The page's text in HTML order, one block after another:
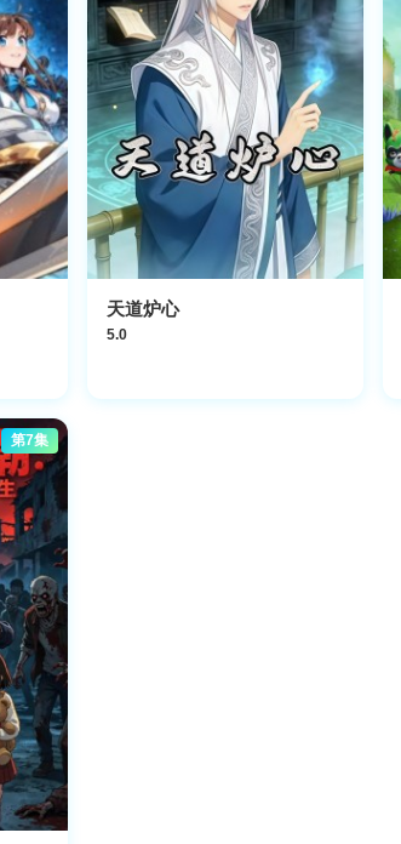
天道炉心
5.0
第7集